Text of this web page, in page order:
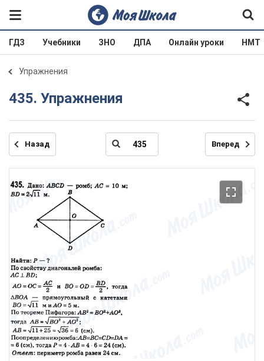
ГДЗ Учебники ЗНО ДПА Онлайн уроки НМТ
Упражнения
435. Упражнения
Назад Вперед